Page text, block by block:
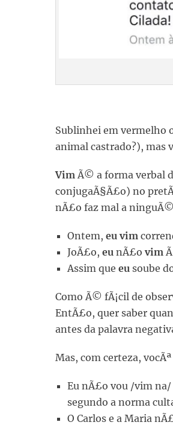
Sublinhei em vermelho
animal castrado?), mas
VimÃ© a forma verbal
conjugaÃ§Ã£o) no
nÃ£o faz mal a
Ontem, eu vim
JoÃ£o, eu nÃ£o vim
Assim que eu soube
Como Ã© fÃ¡cil de
EntÃ£o, quer saber
antes da palavra
Mas, com certeza,
Eu nÃ£o vou /vim
segundo a norma
O Carlos e a Maria